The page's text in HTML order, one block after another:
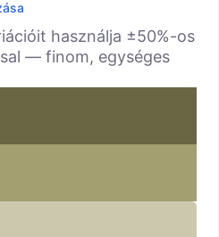
használja ±50%-os
— finom, egységes